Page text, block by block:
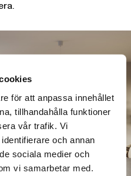
för att anpassa innehållet
tillhandahålla funktioner
vår trafik. Vi
och annan
sociala medier och
vi samarbetar med.